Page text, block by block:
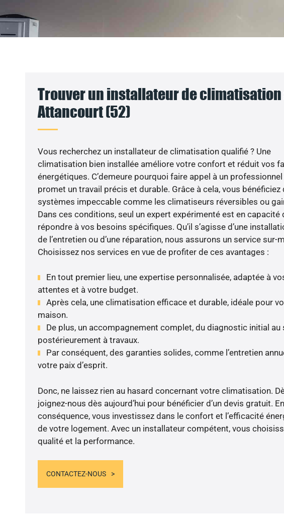
Trouver un installateur de climatisation
Attancourt (52)
Vous recherchez un installateur de climatisation qualifié ? Une
climatisation bien installée améliore votre confort et réduit vos
énergétiques. C’demeure pourquoi faire appel à un
promet un travail précis et durable. Grâce à cela, vous bénéficiez
systèmes impeccable comme les climatiseurs réversibles ou
Dans ces conditions, seul un expert expérimenté est en capacité
répondre à vos besoins spécifiques. Qu’il s’agisse d’une
de l’entretien ou d’une réparation, nous assurons un service sur-
Choisissez nos services en vue de profiter de ces avantages :
En tout premier lieu, une expertise personnalisée, adaptée à
attentes et à votre budget.
Après cela, une climatisation efficace et durable, idéale pour
maison.
De plus, un accompagnement complet, du diagnostic initial au
postérieurement à travaux.
Par conséquent, des garanties solides, comme l’entretien
votre paix d’esprit.
Donc, ne laissez rien au hasard concernant votre climatisation.
joignez-nous dès aujourd’hui pour bénéficier d’un devis gratuit. En
conséquence, vous investissez dans le confort et l’efficacité
de votre logement. Avec un installateur compétent, vous
qualité et la performance.
CONTACTEZ-NOUS